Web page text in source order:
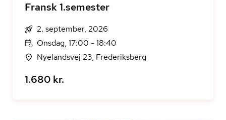
Fransk 1.semester
2. september, 2026
Onsdag, 17:00 - 18:40
Nyelandsvej 23, Frederiksberg
1.680 kr.